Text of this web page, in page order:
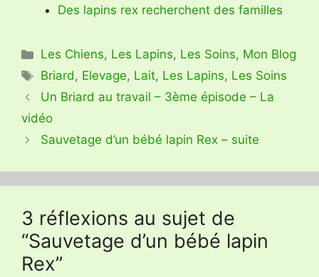
Des lapins rex recherchent des familles
Catégories
Les Chiens, Les Lapins, Les Soins, Mon Blog
Étiquettes
Briard, Elevage, Lait, Les Lapins, Les Soins
Un Briard au travail – 3ème épisode – La
vidéo
Sauvetage d’un bébé lapin Rex – suite
3 réflexions au sujet de
“Sauvetage d’un bébé lapin
Rex”